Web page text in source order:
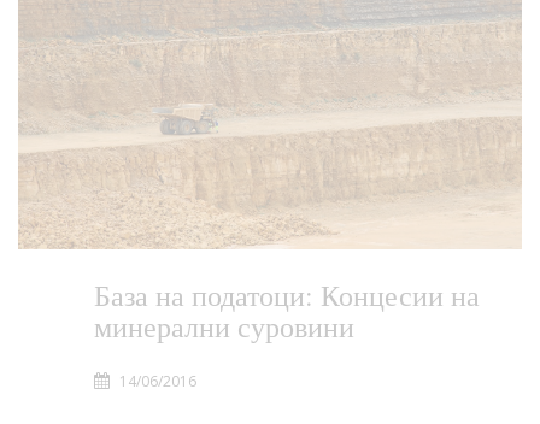
База на податоци: Концесии на
минерални суровини
14/06/2016